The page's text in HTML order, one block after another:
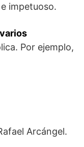
impetuoso.
Por ejemplo,
Arcángel.